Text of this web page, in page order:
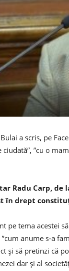
a scris, pe
”cu o
Radu Carp,
în drept
pe tema acestei
anume s-a
și să pretinzi că
dar și al